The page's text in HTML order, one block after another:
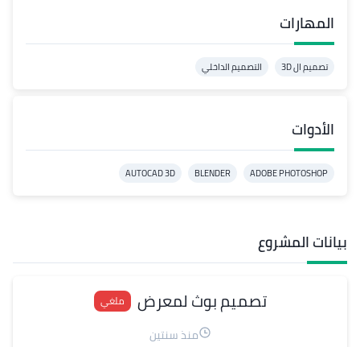
المهارات
تصميم ال 3D التصميم الداخلي
الأدوات
ADOBE PHOTOSHOP
BLENDER
AUTOCAD 3D
بيانات المشروع
تصميم بوث لمعرض ملغي
منذ سنتين